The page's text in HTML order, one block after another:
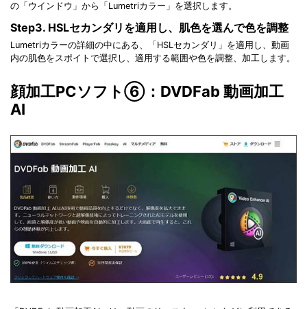
の「ウインドウ」から「Lumetriカラー」を選択します。
Step3. HSLセカンダリを適用し、肌色を選んで色を調整
Lumetriカラーの詳細の中にある、「HSLセカンダリ」を適用し、動画
内の肌色をスポイトで選択し、適用する範囲や色を調整、加工します。
顔加工PCソフト⑥：DVDFab 動画加工
AI